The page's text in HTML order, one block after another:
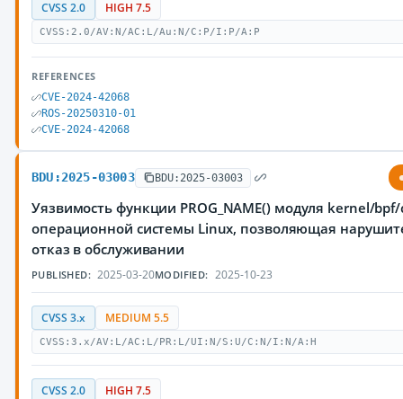
CVSS 2.0 HIGH 7.5
CVSS:2.0/AV:N/AC:L/Au:N/C:P/I:P/A:P
REFERENCES
CVE-2024-42068
ROS-20250310-01
CVE-2024-42068
BDU:2025-03003 BDU:2025-03003
Уязвимость функции PROG_NAME() модуля kernel/bpf/
операционной системы Linux, позволяющая
отказ в обслуживании
PUBLISHED: 2025-03-20MODIFIED: 2025-10-23
CVSS 3.x MEDIUM 5.5
CVSS:3.x/AV:L/AC:L/PR:L/UI:N/S:U/C:N/I:N/A:H
CVSS 2.0 HIGH 7.5